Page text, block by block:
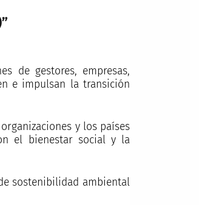
de gestores, empresas,
e impulsan la transición
y los países
el bienestar social y la
sostenibilidad ambiental